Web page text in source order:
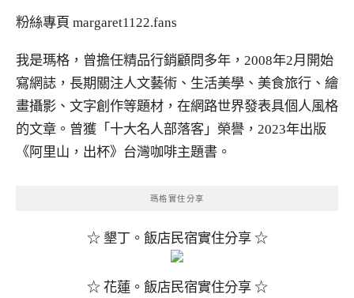
粉絲專頁 margaret1122.fans
我是瑪格，曾擔任精品行銷顧問多年，2008年2月開始
寫網誌，長期關注人文藝術、生活美學、美食旅行、繪
畫攝影、文字創作等題材，在網路世界發表具個人風格
的文章。曾獲「十大名人部落客」榮譽，2023年出版
《阿里山，出杯》台灣咖啡主題書。
瑪格實住分享
☆ 墾丁。飯店民宿實住分享 ☆
☆ 花蓮。飯店民宿實住分享 ☆